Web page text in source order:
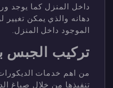
داخل المنزل كما يوجد
دهانه والذي يمكن تغيير
الموجود داخل المنزل.
تركيب الجبس
من اهم خدمات الديكورات
تنفيذها من خلال صباغ